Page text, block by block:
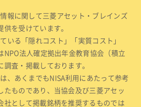
報に関して三菱アセット・ブレインズ
を受けています。
いる「隠れコスト」「実質コスト」
NPO法人確定拠出年金教育協会（積立
調査・掲載しております。
、あくまでもNISA利用にあたって参考
たものであり、当協会及び三菱アセッ
社として掲載銘柄を推奨するものでは